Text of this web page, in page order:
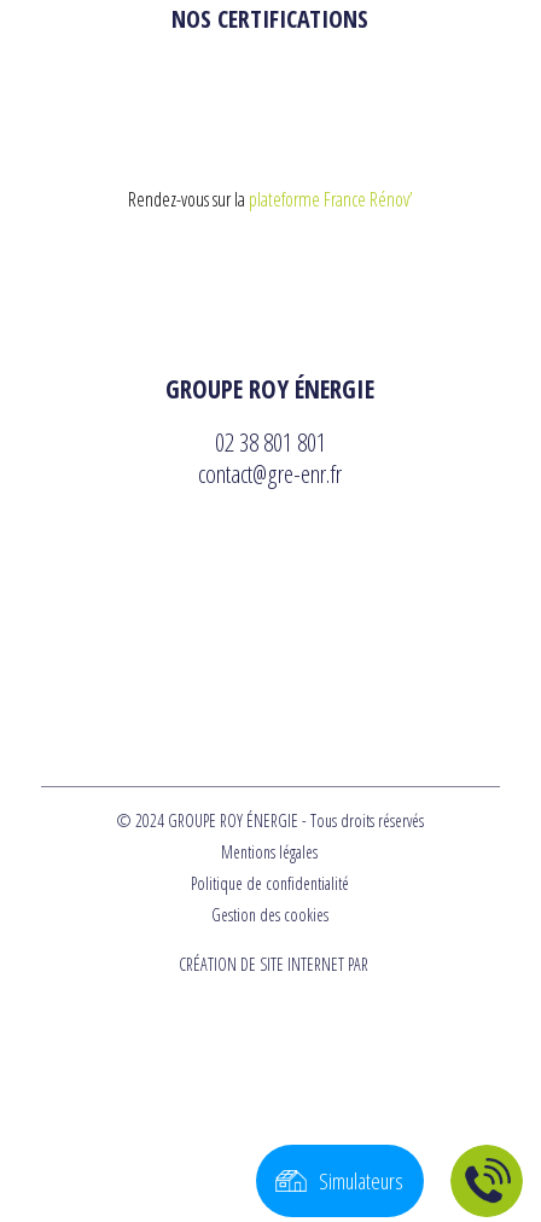
GROUPE ROY ÉNERGIE
02 38 801 801
contact@gre-enr.fr
NOS CERTIFICATIONS
Rendez-vous sur la plateforme France Rénov’
© 2024 GROUPE ROY ÉNERGIE - Tous droits réservés
Mentions légales
Politique de confidentialité
Gestion des cookies
CRÉATION DE SITE INTERNET PAR
Simulateurs